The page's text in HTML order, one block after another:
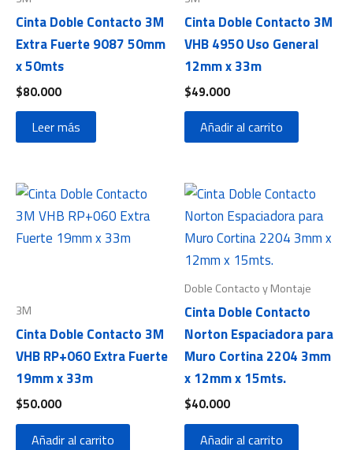
Cinta Doble Contacto 3M
Extra Fuerte 9087 50mm
x 50mts
$80.000
Leer más
Cinta Doble Contacto 3M
VHB 4950 Uso General
12mm x 33m
$49.000
Añadir al carrito
3M
Cinta Doble Contacto 3M
VHB RP+060 Extra Fuerte
19mm x 33m
$50.000
Añadir al carrito
Doble Contacto y Montaje
Cinta Doble Contacto
Norton Espaciadora para
Muro Cortina 2204 3mm
x 12mm x 15mts.
$40.000
Añadir al carrito